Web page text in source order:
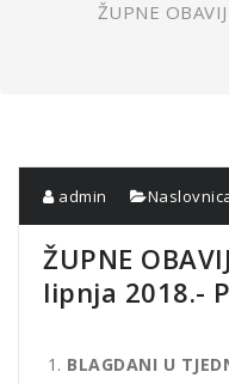
ŽUPNE
admin
ŽUPNE
lipnja 2018.-
BLAGDANI U